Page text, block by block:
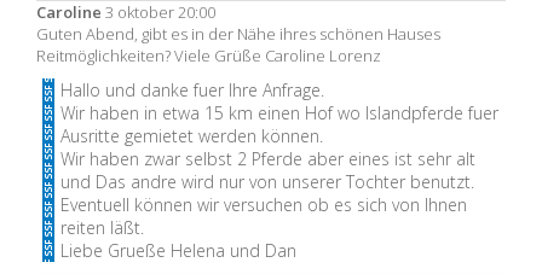
Caroline 3 oktober 20:00
Guten Abend, gibt es in der Nähe ihres schönen Hauses
Reitmöglichkeiten? Viele Grüße Caroline Lorenz
Hallo und danke fuer Ihre Anfrage.
Wir haben in etwa 15 km einen Hof wo Islandpferde fuer
Ausritte gemietet werden können.
Wir haben zwar selbst 2 Pferde aber eines ist sehr alt
und Das andre wird nur von unserer Tochter benutzt.
Eventuell können wir versuchen ob es sich von Ihnen
reiten läßt.
Liebe Grueße Helena und Dan